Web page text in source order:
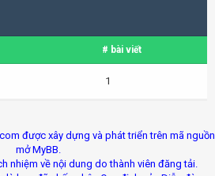
# bài viết
1
được xây dựng và phát triển trên mã nguồn
mở MyBB.
nhiệm về nội dung do thành viên đăng tải.